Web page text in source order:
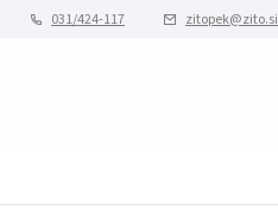
031/424-117 zitopek@zito.si